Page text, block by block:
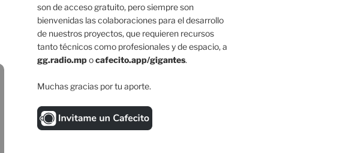
son de acceso gratuito, pero siempre son
bienvenidas las colaboraciones para el desarrollo
de nuestros proyectos, que requieren recursos
tanto técnicos como profesionales y de espacio, a
gg.radio.mpocafecito.app/gigantes.
Muchas gracias por tu aporte.